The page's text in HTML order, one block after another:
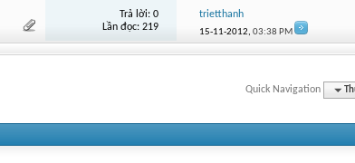
Trả lời:0
Lần đọc: 219
trietthanh
15-11-2012, 03:38 PM
Quick Navigation